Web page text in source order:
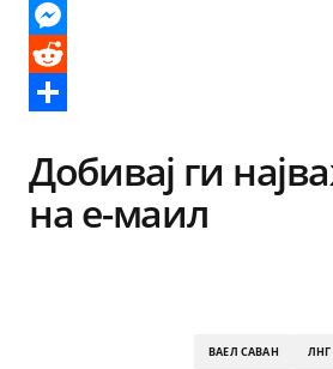
X
Messenger
Reddit
Добивај ги
на е-маил
ВАЕЛ САВАН ЛНГ